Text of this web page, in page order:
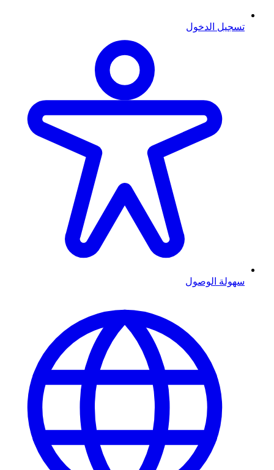
تسجيل الدخول
سهولة الوصول